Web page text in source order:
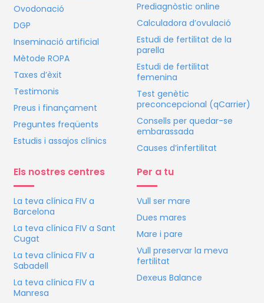
Ovodonació
DGP
Inseminació artificial
Mètode ROPA
Taxes d’èxit
Testimonis
Preus i finançament
Preguntes freqüents
Estudis i assajos clínics
Prediagnòstic online
Calculadora d’ovulació
Estudi de fertilitat de la
parella
Estudi de fertilitat
femenina
Test genètic
preconcepcional (qCarrier)
Consells per quedar-se
embarassada
Causes d’infertilitat
Els nostres centres
La teva clínica FIVa
Barcelona
La teva clínica FIVa Sant
Cugat
La teva clínica FIVa
Sabadell
La teva clínica FIVa
Manresa
Per a tu
Vull ser mare
Dues mares
Mare i pare
Vull preservar la meva
fertilitat
Dexeus Balance